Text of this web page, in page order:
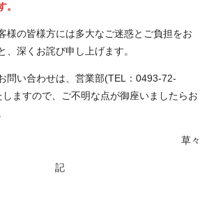
。
様の皆様方には多大なご迷惑とご負担をお
、深くお詫び申し上げます。
問い合わせは、営業部(TEL：0493-72-
ますので、ご不明な点が御座いましたらお
草々
記